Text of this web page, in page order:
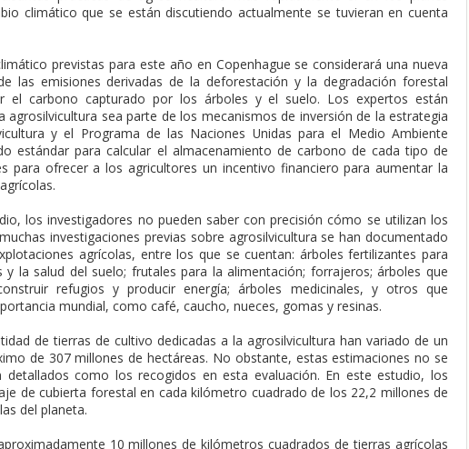
climático que se están discutiendo actualmente se tuvieran en cuenta
previstas para este año en Copenhague se considerará una nueva
las emisiones derivadas de la deforestación y la degradación forestal
el carbono capturado por los árboles y el suelo. Los expertos están
sea parte de los mecanismos de inversión de la estrategia
y el Programa de las Naciones Unidas para el Medio Ambiente
estándar para calcular el almacenamiento de carbono de cada tipo de
para ofrecer a los agricultores un incentivo financiero para aumentar la
los investigadores no pueden saber con precisión cómo se utilizan los
investigaciones previas sobre agrosilvicultura se han documentado
agrícolas, entre los que se cuentan: árboles fertilizantes para
la salud del suelo; frutales para la alimentación; forrajeros; árboles que
refugios y producir energía; árboles medicinales, y otros que
mundial, como café, caucho, nueces, gomas y resinas.
de tierras de cultivo dedicadas a la agrosilvicultura han variado de un
de 307 millones de hectáreas. No obstante, estas estimaciones no se
como los recogidos en esta evaluación. En este estudio, los
de cubierta forestal en cada kilómetro cuadrado de los 22,2 millones de
del planeta.
10 millones de kilómetros cuadrados de tierras agrícolas